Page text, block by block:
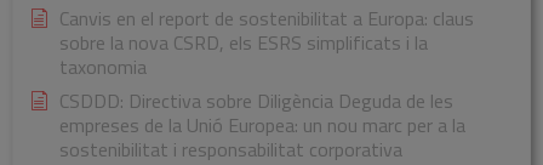
Canvis en el report de sostenibilitat a Europa: claus
sobre la nova CSRD, els ESRS simplificats i la
taxonomia
CSDDD: Directiva sobre Diligència Deguda de les
empreses de la Unió Europea: un nou marc per a la
sostenibilitat i responsabilitat corporativa